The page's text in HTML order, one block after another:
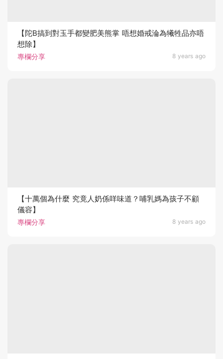
專欄分享 8 years ago
【陀B搞到對玉手都變肥美熊掌 唔想婚戒淪為犧牲品亦唔
想除】
專欄分享 8 years ago
【十萬個為什麼 究竟人奶係咩味道？哺乳媽為孩子不顧
儀容】